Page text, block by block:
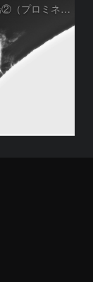
8月6日の太陽②（プロミネン北東縁 ）